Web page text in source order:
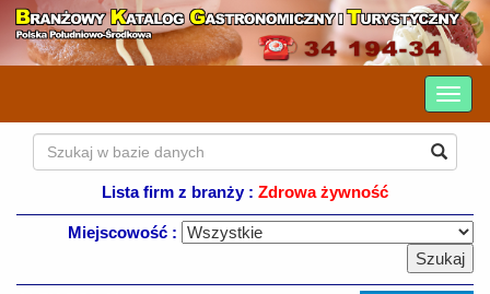
Lista firm z branży : Zdrowa żywność
Miejscowość :